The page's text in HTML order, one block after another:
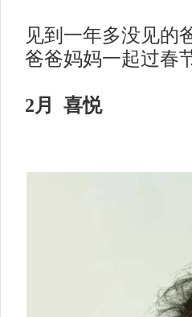
见到一年多没见的
爸爸妈妈一起过春
2月 喜悦